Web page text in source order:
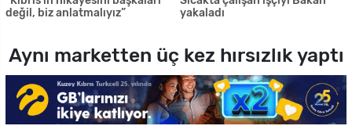
değil, biz anlatmalıyız”
yakaladı
Aynı marketten üç kez hırsızlık yaptı